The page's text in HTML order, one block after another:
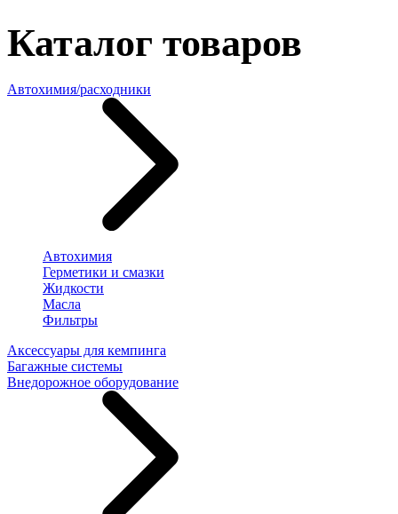
Каталог товаров
Автохимия/расходники
Автохимия
Герметики и смазки
Жидкости
Масла
Фильтры
Аксессуары для кемпинга
Багажные системы
Внедорожное оборудование